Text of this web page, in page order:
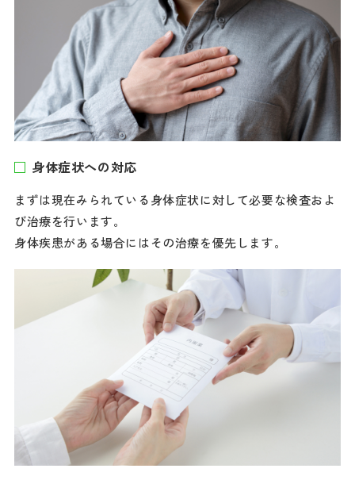
身体症状への対応
まずは現在みられている身体症状に対して必要な検査およ
び治療を行います。
身体疾患がある場合にはその治療を優先します。